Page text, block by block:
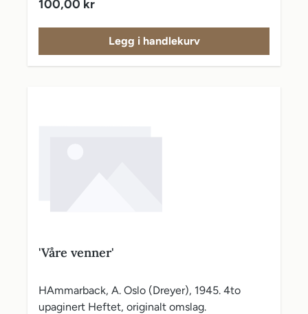
Vanlig pris:
100,00 kr
Legg i handlekurv
'Våre venner'
HAmmarback, A. Oslo (Dreyer), 1945. 4to
upaginert Heftet, originalt omslag.